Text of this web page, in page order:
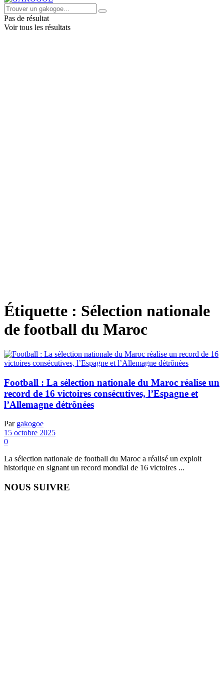
Pas de résultat
Voir tous les résultats
Étiquette : Sélection nationale
de football du Maroc
Football : La sélection nationale du Maroc réalise un
record de 16 victoires consécutives, l’Espagne et
l’Allemagne détrônées
Par gakogoe
15 octobre 2025
0
La sélection nationale de football du Maroc a réalisé un exploit
historique en signant un record mondial de 16 victoires ...
NOUS SUIVRE